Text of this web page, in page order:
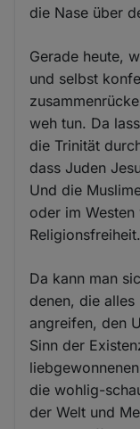
die Nase über
Gerade heute,
und selbst
weh tun. Da
die Trinität
dass Juden
Und die
oder im
Religionsfreiheit.
Da kann man
denen, die
angreifen, den
Sinn der
die wohlig-
der Welt und